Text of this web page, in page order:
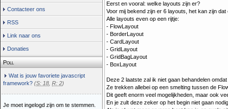
Contacteer ons
RSS
Link naar ons
Donaties
Poll
Wat is jouw favoriete javascript
framework? (S: 18 R: 2)
Je moet ingelogd zijn om te stemmen.
Eerst en vooral: welke layouts zijn er?
Voor mij bekend zijn er 6 layouts, het kan zijn
Alle layouts even op een rijtje:
- FlowLayout
- BorderLayout
- CardLayout
- GridLayout
- GridBagLayout
- BoxLayout
Deze 2 laatste zal ik niet gaan behandelen
Ze trekken allebei op een smelting tussen de
Dit geeft enorm veel mogelijkheden, maar ook
En je zult deze zeker op het begin niet gaan